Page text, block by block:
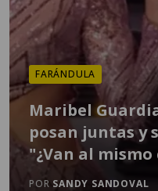
FARÁNDULA
Maribel
posan juntas y
"¿Van al
POR SANDY SANDOVAL